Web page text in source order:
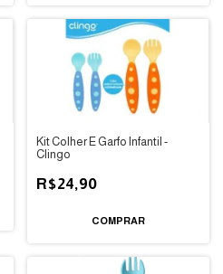
Kit Colher E Garfo Infantil -
Clingo
R$24,90
COMPRAR